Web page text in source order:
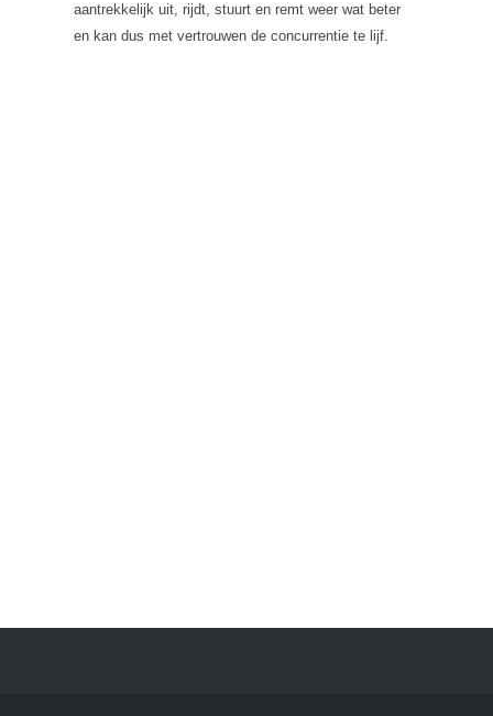
aantrekkelijk uit, rijdt, stuurt en remt weer wat beter
en kan dus met vertrouwen de concurrentie te lijf.